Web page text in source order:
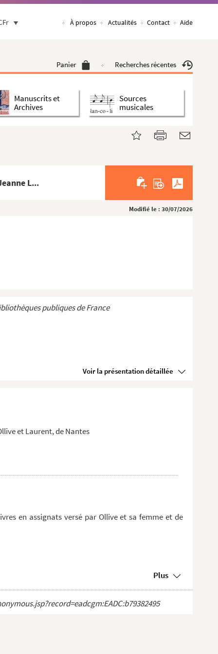
À propos Actualités Contact Aide
Panier Recherches récentes
Manuscrits et
Archives
Sources
musicales
L...
Modifié le : 30/07/2026
publiques de France
Voir la présentation détaillée
et Laurent, de Nantes
en assignats versé par Ollive et sa femme et de
Plus